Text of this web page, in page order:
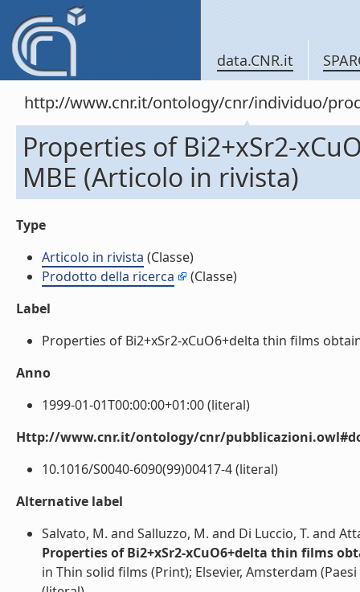
data.CNR.it
http://www.cnr.it/ontology/cnr/individuo/
Properties of Bi2+xSr2-
MBE (Articolo in rivista)
Type
Articolo in rivista (Classe)
Prodotto della ricerca
(Classe)
Label
Properties of Bi2+xSr2-xCuO6+delta thin films
Anno
1999-01-01T00:00:00+01:00 (literal)
Http://www.cnr.it/ontology/cnr/
10.1016/S0040-6090(99)00417-4 (literal)
Alternative label
Salvato, M. and Salluzzo, M. and Di Luccio, T. and
Properties of Bi2+xSr2-xCuO6+delta thin films
in Thin solid films (Print); Elsevier, Amsterdam (Paesi